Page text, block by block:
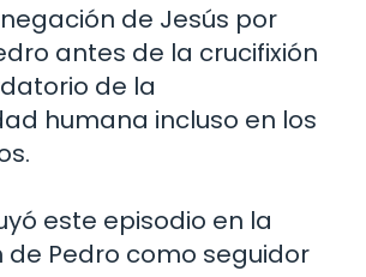
de Jesús por
antes de la crucifixión
de la
humana incluso en los
este episodio en la
de Pedro como seguidor